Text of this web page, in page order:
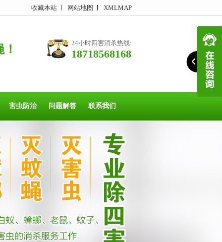
收藏本站 网站地图 XMLMAP
24小时四害消杀热线:
18718568168
害虫防治 问题解答 联系我们